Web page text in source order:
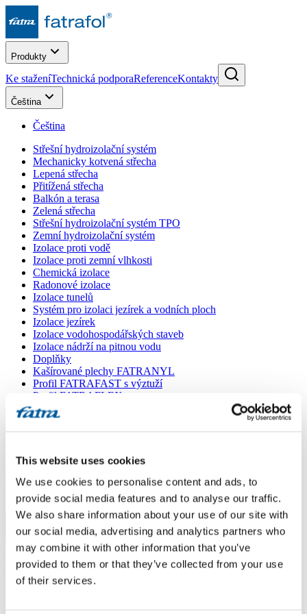
This website uses cookies
We use cookies to personalise content and ads, to
provide social media features and to analyse our traffic.
We also share information about your use of our site with
our social media, advertising and analytics partners who
may combine it with other information that you’ve
provided to them or that they’ve collected from your use
of their services.
Produkty
Ke staženíTechnická podporaReferenceKontakty
Čeština
Čeština
Střešní hydroizolační systém
Mechanicky kotvená střecha
Lepená střecha
Přitížená střecha
Balkón a terasa
Zelená střecha
Střešní hydroizolační systém TPO
Zemní hydroizolační systém
Izolace proti vodě
Izolace proti zemní vlhkosti
Chemická izolace
Radonové izolace
Izolace tunelů
Systém pro izolaci jezírek a vodních ploch
Izolace jezírek
Izolace vodohospodářských staveb
Izolace nádrží na pitnou vodu
Doplňky
Kašírované plechy FATRANYL
Profil FATRAFAST s výztuží
Profil FATRAFLEX
Dlaždice FATRAFOL WALK 600
Parozábrana a tepelná izolace
Ostatní doplňky
Menu
Domů/
Poradna/
Strecha zahradniho domku